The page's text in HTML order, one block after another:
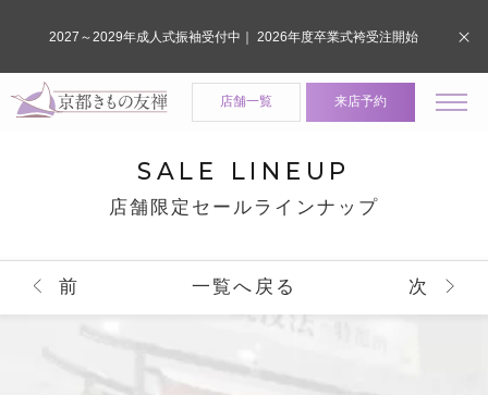
店舗一覧 来店予約
SALE LINEUP
店舗限定セールラインナップ
前 一覧へ戻る 次
2027～2029年成人式振袖受付中｜ 2026年度卒業式袴受注開始